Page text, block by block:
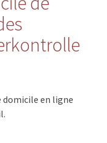
domicile en ligne